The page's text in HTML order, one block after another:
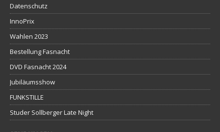
Datenschutz
InnoPrix
Wahlen 2023
Bestellung Fasnacht
DVD Fasnacht 2024
Jubiläumsshow
FUNKSTILLE
Studer Sollberger Late Night